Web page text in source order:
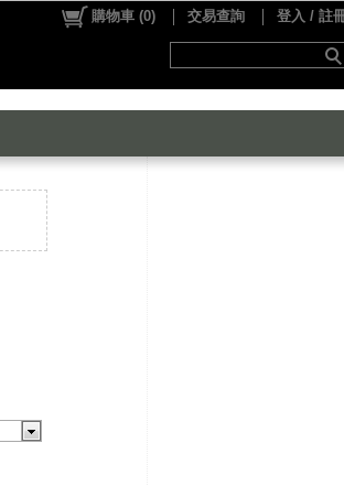
購物車 (0) 交易查詢 登入 / 註